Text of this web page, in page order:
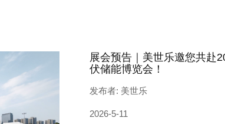
展会预告｜美世乐邀您共赴
伏储能博览会！
发布者: 美世乐
2026-5-11